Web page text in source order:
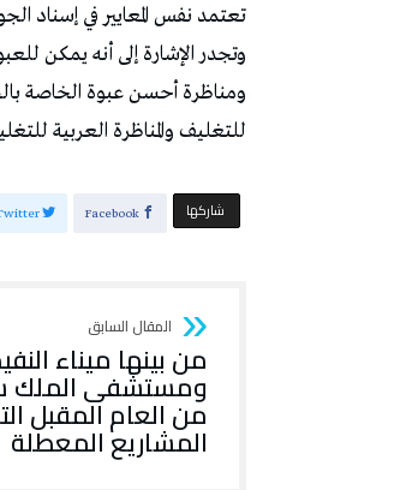
تعتمد نفس المعايير في إسناد
وتجدر الإشارة إلى أنه يمكن
ومناظرة أحسن عبوة الخاصة
للتغليف والمناظرة العربية
‫‫ شاركها‬ Facebook
من بينها ميناء
ومستشفى الملك
من العام المقبل
المشاريع المعطلة